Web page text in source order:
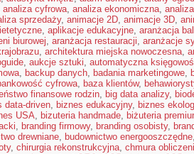
analiza cyfrowa, analiza ekonomiczna,
sprzedaży, animacje 2D, animacje 3D,
, aplikacje edukacyjne, aranżacja
biurowej, aranżacja restauracji, aranżacje
, architektura miejska nowoczesna,
, aukcje sztuki, automatyczna
, backup danych, badania marketingowe,
cyfrowa, baza klientów,
finansowe rodzin, big data analizy,
data-driven, biznes edukacyjny, biznes
USA, bizuteria handmade, biżuteria
, branding firmowy, branding osobisty,
drewniane, budownictwo energooszczędne
, chirurgia rekonstrukcyjna, chmura